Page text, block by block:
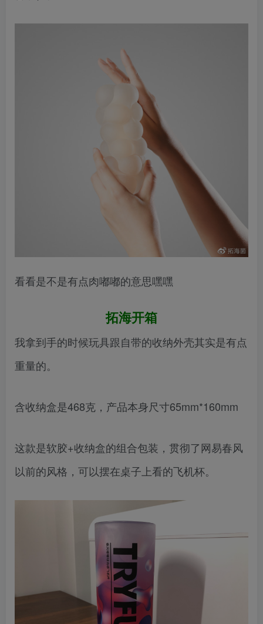
看看是不是有点肉嘟嘟的意思嘿嘿
拓海开箱
我拿到手的时候玩具跟自带的收纳外壳其实是有点
重量的。
含收纳盒是468克，产品本身尺寸65mm*160mm
这款是软胶+收纳盒的组合包装，贯彻了网易春风
以前的风格，可以摆在桌子上看的飞机杯。